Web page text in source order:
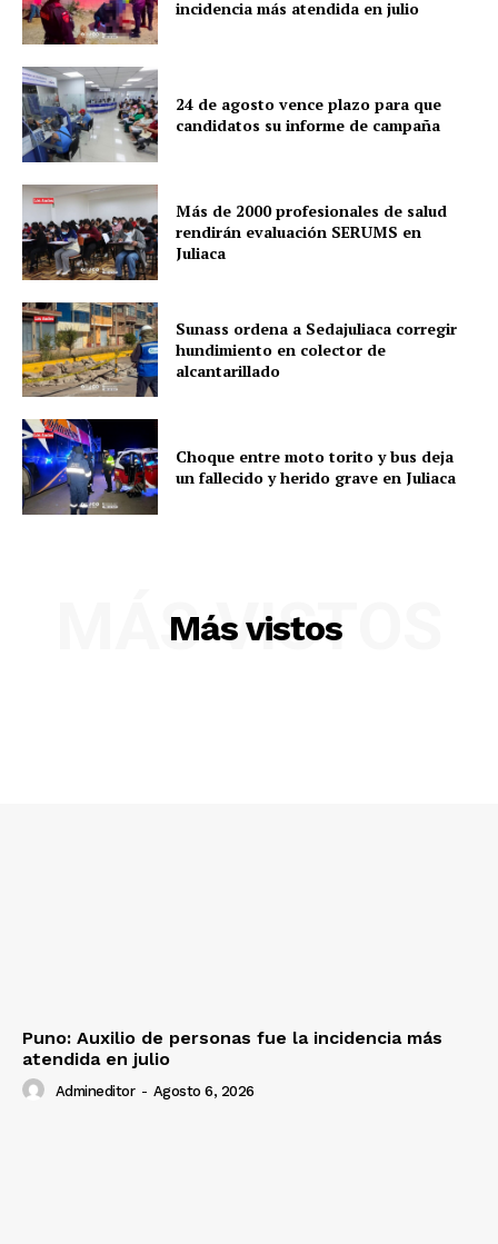
SUSCRIBETE
Diario los Andes
Nosotros
Prensa
incidencia más atendida en julio
24 de agosto vence plazo para que
candidatos su informe de campaña
Más de 2000 profesionales de salud
rendirán evaluación SERUMS en
Juliaca
Sunass ordena a Sedajuliaca corregir
hundimiento en colector de
alcantarillado
Choque entre moto torito y bus deja
un fallecido y herido grave en Juliaca
Más vistos
MÁS VISTOS
Puno: Auxilio de personas fue la incidencia más
atendida en julio
Admineditor - Agosto 6, 2026